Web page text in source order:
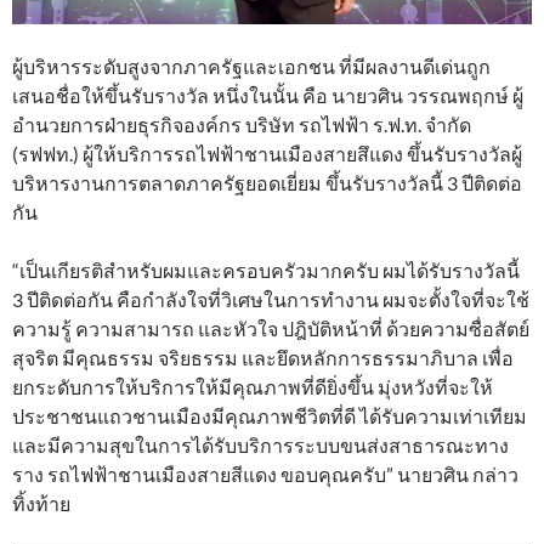
ผู้บริหารระดับสูงจากภาครัฐและเอกชน ที่มีผลงานดีเด่นถูก
เสนอชื่อให้ขึ้นรับรางวัล หนึ่งในนั้น คือ นายวศิน วรรณพฤกษ์ ผู้
อำนวยการฝ่ายธุรกิจองค์กร บริษัท รถไฟฟ้า ร.ฟ.ท. จำกัด
(รฟฟท.) ผู้ให้บริการรถไฟฟ้าชานเมืองสายสึแดง ขึ้นรับรางวัลผู้
บริหารงานการตลาดภาครัฐยอดเยี่ยม ขึ้นรับรางวัลนี้ 3 ปีติดต่อ
กัน
“เป็นเกียรติสำหรับผมและครอบครัวมากครับ ผมได้รับรางวัลนี้
3 ปีติดต่อกัน คือกำลังใจที่วิเศษในการทำงาน ผมจะตั้งใจที่จะใช้
ความรู้ ความสามารถ และหัวใจ ปฎิบัติหน้าที่ ด้วยความซื่อสัตย์
สุจริต มีคุณธรรม จริยธรรม และยึดหลักการธรรมาภิบาล เพื่อ
ยกระดับการให้บริการให้มีคุณภาพที่ดียิ่งขึ้น มุ่งหวังที่จะให้
ประชาชนแถวชานเมืองมีคุณภาพชีวิตที่ดี ได้รับความเท่าเทียม
และมีความสุขในการได้รับบริการระบบขนส่งสาธารณะทาง
ราง รถไฟฟ้าชานเมืองสายสีแดง ขอบคุณครับ” นายวศิน กล่าว
ทิ้งท้าย